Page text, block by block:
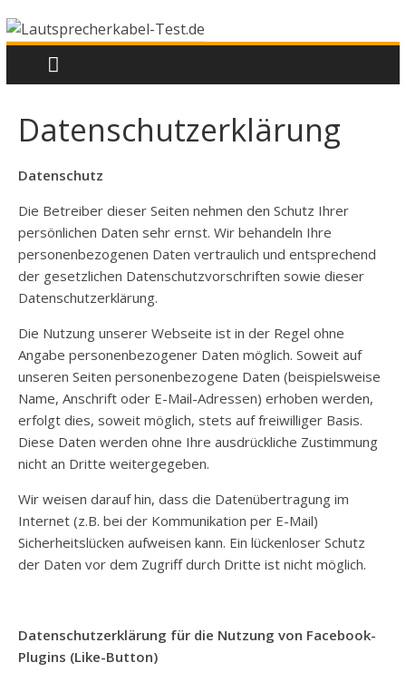
Zum
Inhalt
springen
Lautsprecherkabel-
Test.de
Tests,
und
Datenschutzerklärung
Datenschutz
Die Betreiber dieser Seiten nehmen den Schutz Ihrer
persönlichen Daten sehr ernst. Wir behandeln Ihre
personenbezogenen Daten vertraulich und entsprechend
der gesetzlichen Datenschutzvorschriften sowie dieser
Datenschutzerklärung.
Die Nutzung unserer Webseite ist in der Regel ohne
Angabe personenbezogener Daten möglich. Soweit auf
unseren Seiten personenbezogene Daten (beispielsweise
Name, Anschrift oder E-Mail-Adressen) erhoben werden,
erfolgt dies, soweit möglich, stets auf freiwilliger Basis.
Diese Daten werden ohne Ihre ausdrückliche Zustimmung
nicht an Dritte weitergegeben.
Wir weisen darauf hin, dass die Datenübertragung im
Internet (z.B. bei der Kommunikation per E-Mail)
Sicherheitslücken aufweisen kann. Ein lückenloser Schutz
der Daten vor dem Zugriff durch Dritte ist nicht möglich.
Datenschutzerklärung für die Nutzung von Facebook-
Plugins (Like-Button)